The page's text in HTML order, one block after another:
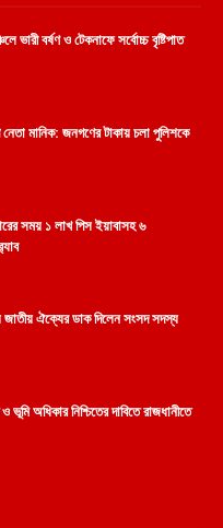
ভারী বর্ষণ ও টেকনাফে সর্বোচ্চ বৃষ্টিপাত
মানিক: জনগণের টাকায় চলা পুলিশকে
সময় ১ লাখ পিস ইয়াবাসহ ৬
জাতীয় ঐক্যের ডাক দিলেন সংসদ সদস্য
ভূমি অধিকার নিশ্চিতের দাবিতে রাজধানীতে